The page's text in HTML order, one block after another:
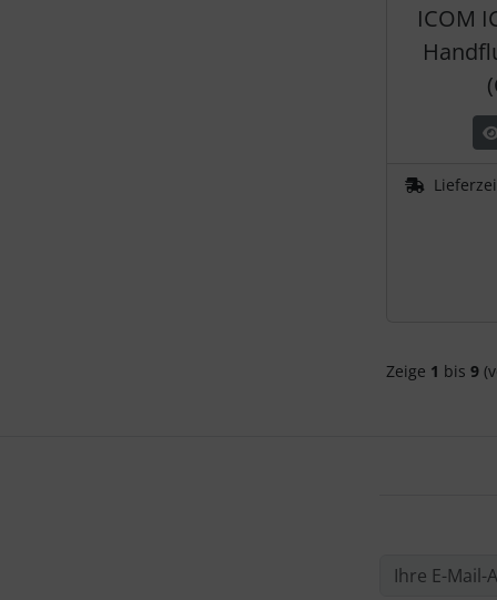
ICOM
Zeige 1 bis 9